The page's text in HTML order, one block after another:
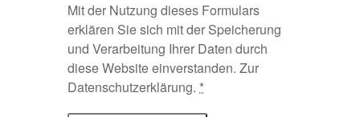
Mit der Nutzung dieses Formulars
erklären Sie sich mit der Speicherung
und Verarbeitung Ihrer Daten durch
diese Website einverstanden. Zur
Datenschutzerklärung. *